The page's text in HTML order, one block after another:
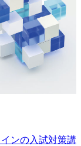
ンの入試対策講